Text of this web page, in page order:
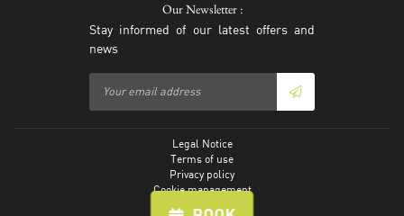
Our Newsletter :
Stay informed of our latest offers and
news
Legal Notice
Terms of use
Privacy policy
Cookie management